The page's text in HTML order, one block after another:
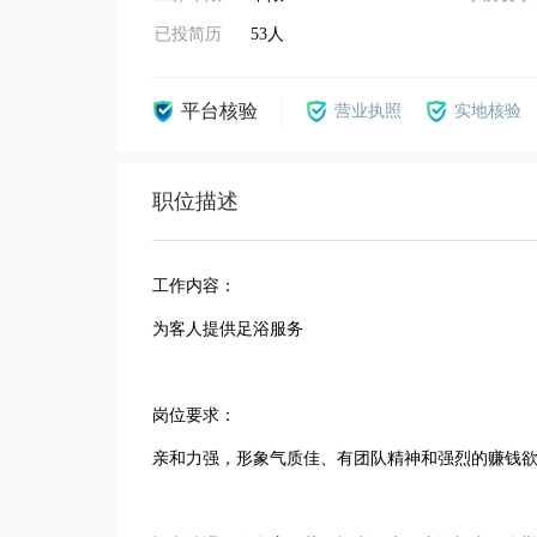
已投简历 53人
平台核验 营业执照 实地核验
职位描述
工作内容：
为客人提供足浴服务
岗位要求：
亲和力强，形象气质佳、有团队精神和强烈的赚钱